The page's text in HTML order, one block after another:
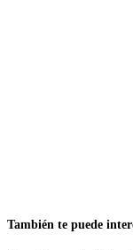
También te puede